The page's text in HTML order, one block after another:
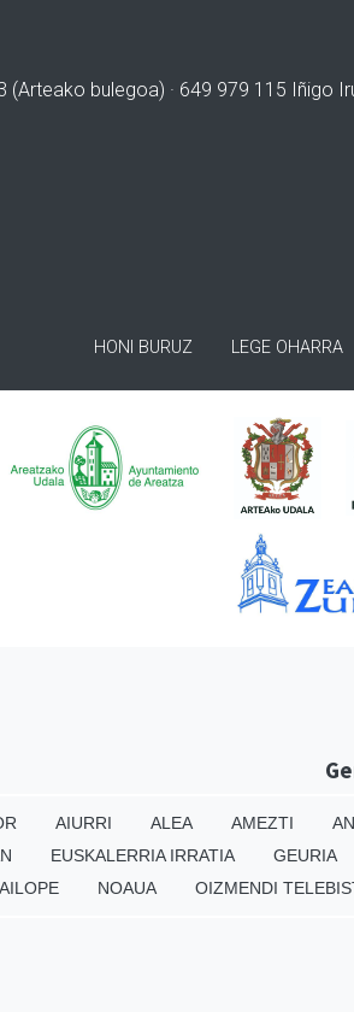
(Arteako bulegoa) · 649 979 115 Iñigo
HONI BURUZ LEGE OHARRA
AIURRI ALEA AMEZTI
EUSKALERRIA IRRATIA GEURIA
NOAUA OIZMENDI